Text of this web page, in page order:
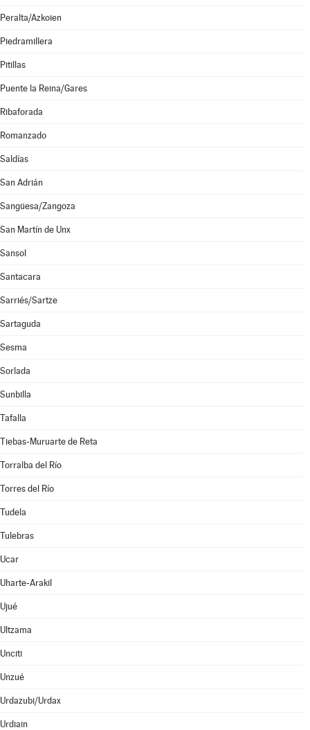
Peralta/Azkoien
Piedramillera
Pitillas
Puente la Reina/Gares
Ribaforada
Romanzado
Saldías
San Adrián
Sangüesa/Zangoza
San Martín de Unx
Sansol
Santacara
Sarriés/Sartze
Sartaguda
Sesma
Sorlada
Sunbilla
Tafalla
Tiebas-Muruarte de Reta
Torralba del Río
Torres del Río
Tudela
Tulebras
Ucar
Uharte-Arakil
Ujué
Ultzama
Unciti
Unzué
Urdazubi/Urdax
Urdiain